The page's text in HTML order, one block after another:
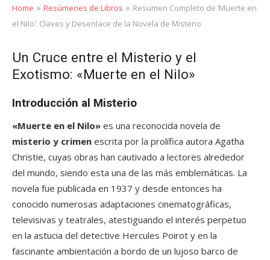
Home » Resúmenes de Libros » Resumen Completo de ‘Muerte en
el Nilo’: Claves y Desenlace de la Novela de Misterio
Un Cruce entre el Misterio y el
Exotismo: «Muerte en el Nilo»
Introducción al Misterio
«Muerte en el Nilo» es una reconocida novela de
misterio y crimen escrita por la prolífica autora Agatha
Christie, cuyas obras han cautivado a lectores alrededor
del mundo, siendo esta una de las más emblemáticas. La
novela fue publicada en 1937 y desde entonces ha
conocido numerosas adaptaciones cinematográficas,
televisivas y teatrales, atestiguando el interés perpetuo
en la astucia del detective Hercules Poirot y en la
fascinante ambientación a bordo de un lujoso barco de